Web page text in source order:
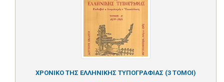
ΧΡΟΝΙΚΟ ΤΗΣ ΕΛΛΗΝΙΚΗΣ ΤΥΠΟΓΡΑΦΙΑΣ (3 ΤΟΜΟΙ)